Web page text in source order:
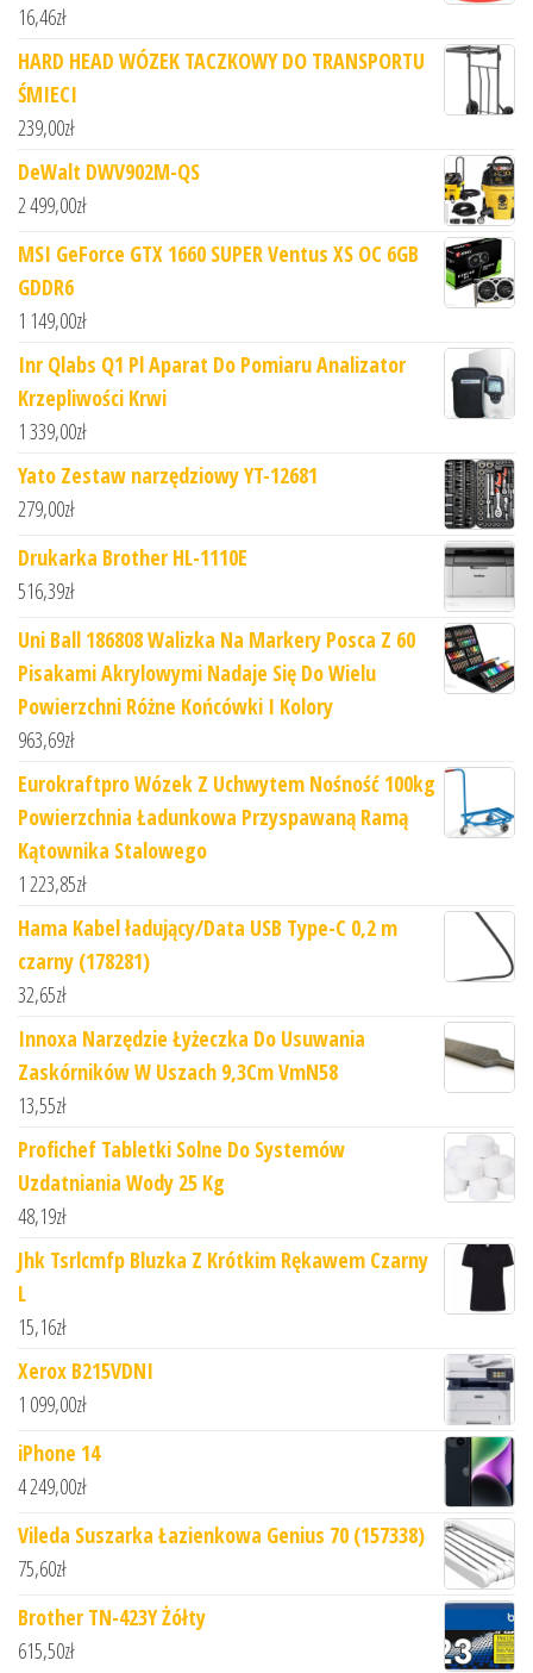
16,46zł
HARD HEAD WÓZEK TACZKOWY DO TRANSPORTU
ŚMIECI
239,00zł
DeWalt DWV902M-QS
2 499,00zł
MSI GeForce GTX 1660 SUPER Ventus XS OC 6GB
GDDR6
1 149,00zł
Inr Qlabs Q1 Pl Aparat Do Pomiaru Analizator
Krzepliwości Krwi
1 339,00zł
Yato Zestaw narzędziowy YT-12681
279,00zł
Drukarka Brother HL-1110E
516,39zł
Uni Ball 186808 Walizka Na Markery Posca Z 60
Pisakami Akrylowymi Nadaje Się Do Wielu
Powierzchni Różne Końcówki I Kolory
963,69zł
Eurokraftpro Wózek Z Uchwytem Nośność 100kg
Powierzchnia Ładunkowa Przyspawaną Ramą
Kątownika Stalowego
1 223,85zł
Hama Kabel ładujący/Data USB Type-C 0,2 m
czarny (178281)
32,65zł
Innoxa Narzędzie Łyżeczka Do Usuwania
Zaskórników W Uszach 9,3Cm VmN58
13,55zł
Profichef Tabletki Solne Do Systemów
Uzdatniania Wody 25 Kg
48,19zł
Jhk Tsrlcmfp Bluzka Z Krótkim Rękawem Czarny
L
15,16zł
Xerox B215VDNI
1 099,00zł
iPhone 14
4 249,00zł
Vileda Suszarka Łazienkowa Genius 70 (157338)
75,60zł
Brother TN-423Y Żółty
615,50zł